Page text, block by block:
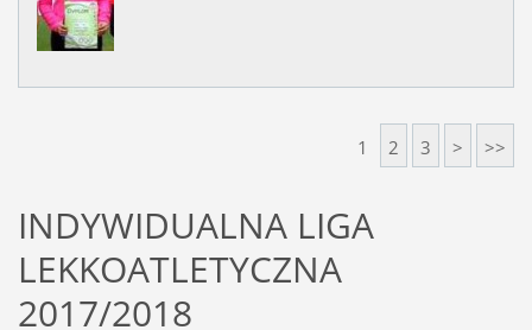
1 2 3 > >>
INDYWIDUALNA LIGA
LEKKOATLETYCZNA
2017/2018